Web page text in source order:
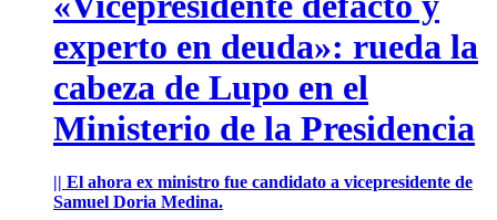
experto en deuda»: rueda la
cabeza de Lupo en el
Ministerio de la Presidencia
|| El ahora ex ministro fue candidato a vicepresidente de
Samuel Doria Medina.